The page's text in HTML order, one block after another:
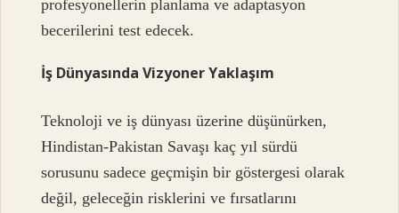
profesyonellerin planlama ve adaptasyon
becerilerini test edecek.
İş Dünyasında Vizyoner Yaklaşım
Teknoloji ve iş dünyası üzerine düşünürken,
Hindistan-Pakistan Savaşı kaç yıl sürdü
sorusunu sadece geçmişin bir göstergesi olarak
değil, geleceğin risklerini ve fırsatlarını